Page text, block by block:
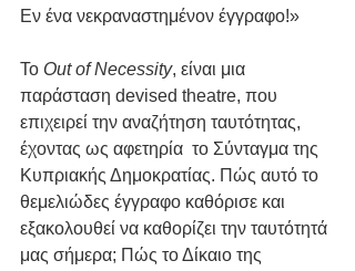
Εν ένα νεκραναστημένον έγγραφο!»
Το Out of Necessity, είναι μια
παράσταση devised theatre, που
επιχειρεί την αναζήτηση ταυτότητας,
έχοντας ως αφετηρία  το Σύνταγμα της
Κυπριακής Δημοκρατίας. Πώς αυτό το
θεμελιώδες έγγραφο καθόρισε και
εξακολουθεί να καθορίζει την ταυτότητά
μας σήμερα; Πώς το Δίκαιο της